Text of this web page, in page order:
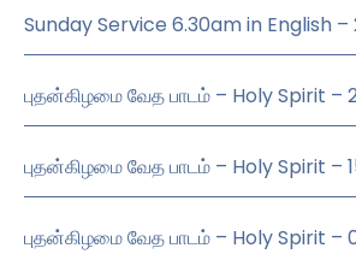
Sunday Service 6.30am in English
புதன்கிழமை வேத பாடம் – Holy Spirit –
புதன்கிழமை வேத பாடம் – Holy Spirit –
புதன்கிழமை வேத பாடம் – Holy Spirit